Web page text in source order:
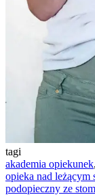
tagi
akademia opiekunek,
opieka nad leżącym
podopieczny ze